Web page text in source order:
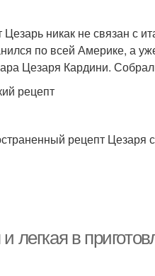
никак не связан с
по всей Америке, а
Цезаря Кардини.
рецепт
рецепт Цезаря
легкая в